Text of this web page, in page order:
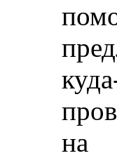
на